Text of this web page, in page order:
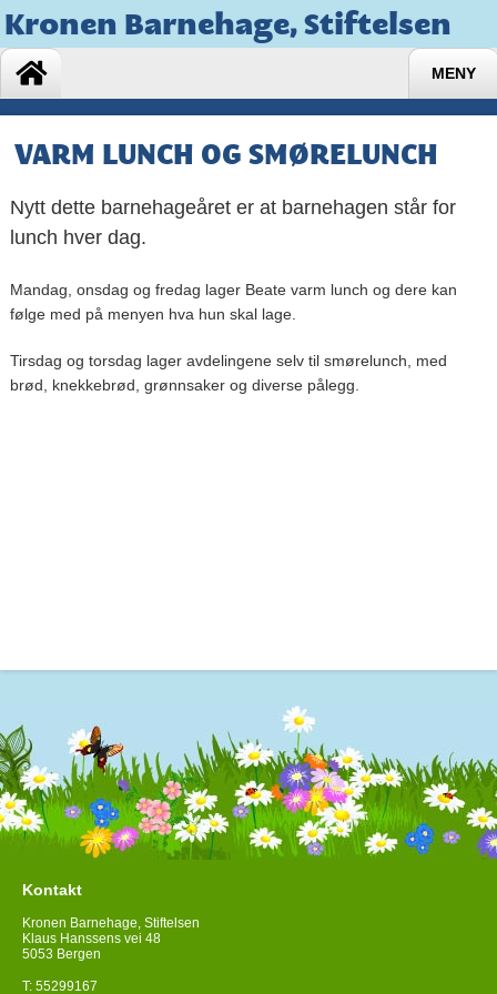
Kronen Barnehage, Stiftelsen
MENY
VARM LUNCH OG SMØRELUNCH
Nytt dette barnehageåret er at barnehagen står for
lunch hver dag.
Mandag, onsdag og fredag lager Beate varm lunch og dere kan
følge med på menyen hva hun skal lage.
Tirsdag og torsdag lager avdelingene selv til smørelunch, med
brød, knekkebrød, grønnsaker og diverse pålegg.
Kontakt
Kronen Barnehage, Stiftelsen
Klaus Hanssens vei 48
5053 Bergen
T: 55299167